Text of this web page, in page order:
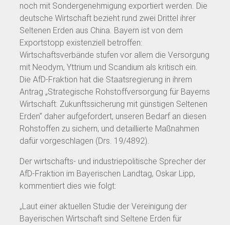
noch mit Sondergenehmigung exportiert werden. Die
deutsche Wirtschaft bezieht rund zwei Drittel ihrer
Seltenen Erden aus China. Bayern ist von dem
Exportstopp existenziell betroffen:
Wirtschaftsverbände stufen vor allem die Versorgung
mit Neodym, Yttrium und Scandium als kritisch ein.
Die AfD-Fraktion hat die Staatsregierung in ihrem
Antrag „Strategische Rohstoffversorgung für Bayerns
Wirtschaft: Zukunftssicherung mit günstigen Seltenen
Erden“ daher aufgefordert, unseren Bedarf an diesen
Rohstoffen zu sichern, und detaillierte Maßnahmen
dafür vorgeschlagen (Drs. 19/4892).
Der wirtschafts- und industriepolitische Sprecher der
AfD-Fraktion im Bayerischen Landtag, Oskar Lipp,
kommentiert dies wie folgt:
„Laut einer aktuellen Studie der Vereinigung der
Bayerischen Wirtschaft sind Seltene Erden für